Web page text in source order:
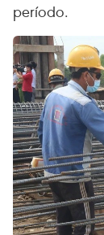
período.